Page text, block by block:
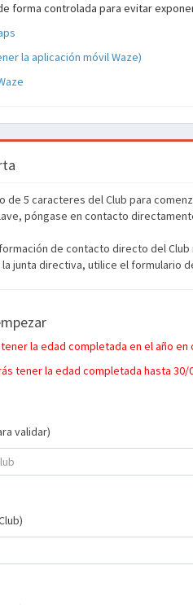
forma controlada para evitar
la aplicación móvil Waze)
de 5 caracteres del Club para
póngase en contacto
de contacto directo del
junta directiva, utilice el formulario
la edad completada en el año en
tener la edad completada hasta 30/
validar)